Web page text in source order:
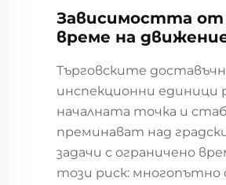
Зависимостта от
време на
Търговските
инспекционни единици
началната точка и
преминават над
задачи с ограничено
този риск: многопътно